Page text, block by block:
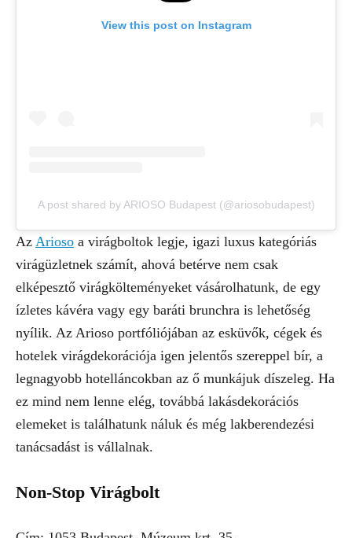
View this post on Instagram
A post shared by ARIOSO Budapest (@ariosobudapest)
Az Arioso a virágboltok legje, igazi luxus kategóriás
virágüzletnek számít, ahová betérve nem csak
elképesztő virágkölteményeket vásárolhatunk, de egy
ízletes kávéra vagy egy baráti brunchra is lehetőség
nyílik. Az Arioso portfóliójában az esküvők, cégek és
hotelek virágdekorációja igen jelentős szereppel bír, a
legnagyobb hotelláncokban az ő munkájuk díszeleg. Ha
ez mind nem lenne elég, továbbá lakásdekorációs
elemeket is találhatunk náluk és még lakberendezési
tanácsadást is vállalnak.
Non-Stop Virágbolt